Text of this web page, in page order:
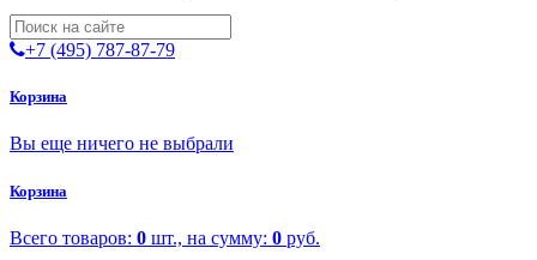
+7 (495) 787-87-79
Корзина
Вы еще ничего не выбрали
Корзина
Всего товаров: 0 шт., на сумму: 0 руб.